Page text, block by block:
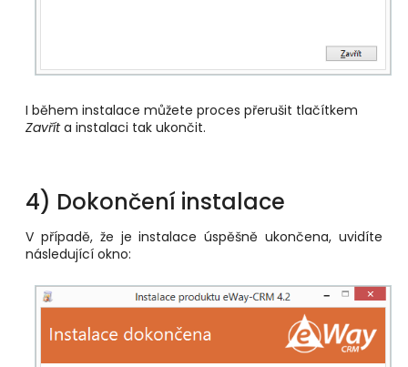
I během instalace můžete proces přerušit tlačítkem
Zavříta instalaci tak ukončit.
4) Dokončení instalace
V případě, že je instalace úspěšně ukončena, uvidíte
následující okno: